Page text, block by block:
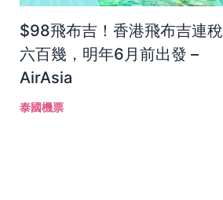
$98飛布吉！香港飛布吉連稅
六百幾，明年6月前出發 –
AirAsia
泰國機票